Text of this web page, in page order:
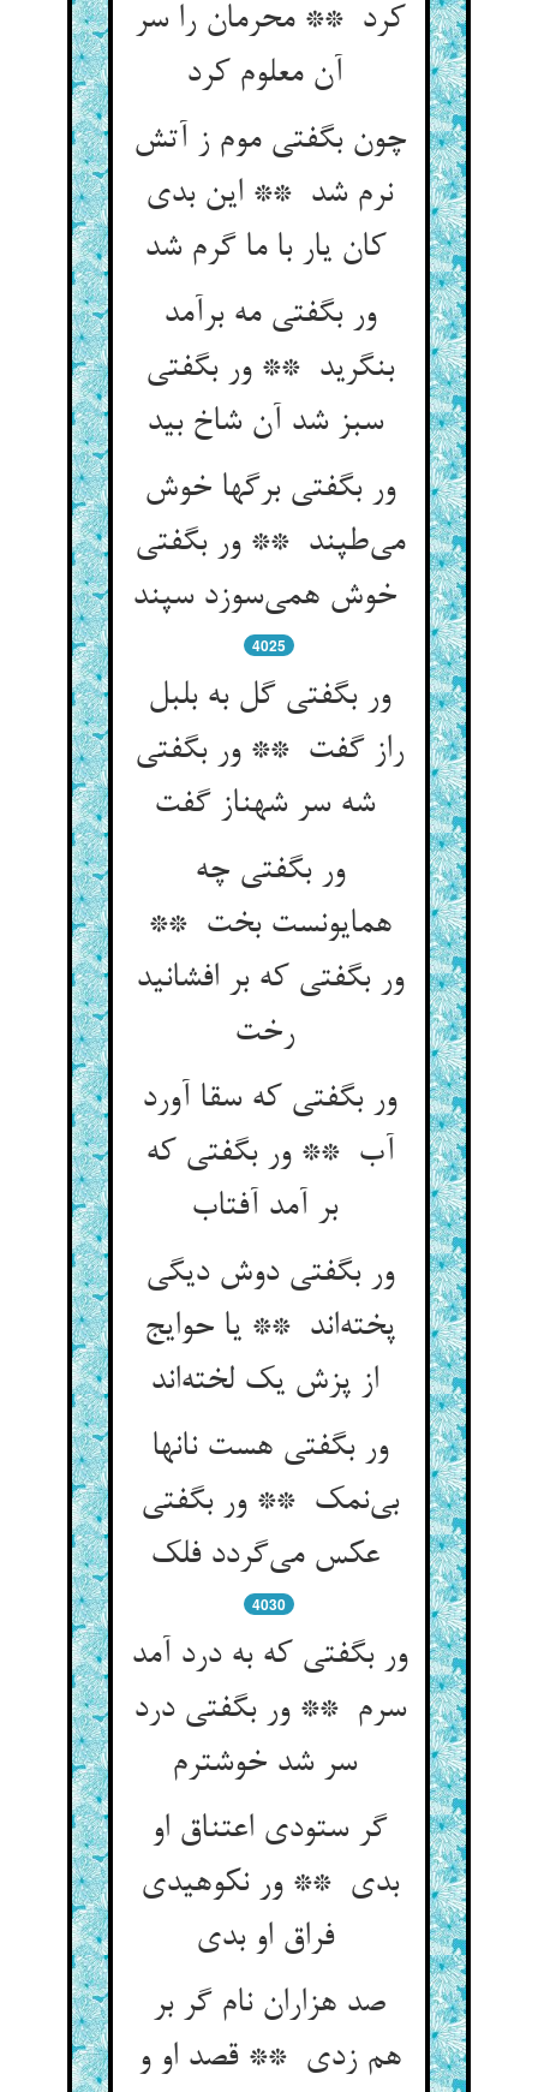
کرد ** محرمان را سر
چون بگفتی موم ز آتش
نرم شد ** این بدی
کان یار با ما گرم شد
ور بگفتی مه برآمد
بنگرید ** ور بگفتی
سبز شد آن شاخ بید
ور بگفتی برگها خوش
می‌طپند ** ور بگفتی
4025
ور بگفتی گل به بلبل
راز گفت ** ور بگفتی
شه سر شهناز گفت
ور بگفتی چه
همایونست بخت **
ور بگفتی که بر افشانید
ور بگفتی که سقا آورد
آب ** ور بگفتی که
بر آمد آفتاب
ور بگفتی دوش دیگی
پخته‌اند ** یا حوایج
ور بگفتی هست نانها
بی‌نمک ** ور بگفتی
عکس می‌گردد فلک
4030
ور بگفتی که به درد آمد
سرم ** ور بگفتی درد
سر شد خوشترم
گر ستودی اعتناق او
بدی ** ور نکوهیدی
فراق او بدی
صد هزاران نام گر بر
هم زدی ** قصد او و